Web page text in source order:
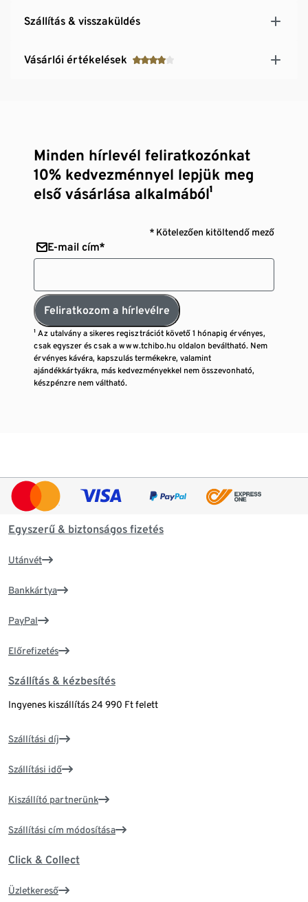
Szállítás & visszaküldés
Vásárlói értékelések
Minden hírlevél feliratkozónkat
10% kedvezménnyel lepjük meg
első vásárlása alkalmából¹
* Kötelezően kitöltendő mező
E-mail cím*
Feliratkozom a hírlevélre
¹ Az utalvány a sikeres regisztrációt követő 1 hónapig érvényes,
csak egyszer és csak a www.tchibo.hu oldalon beváltható. Nem
érvényes kávéra, kapszulás termékekre, valamint
ajándékkártyákra, más kedvezményekkel nem összevonható,
készpénzre nem váltható.
Egyszerű & biztonságos fizetés
Utánvét
Bankkártya
PayPal
Előrefizetés
Szállítás & kézbesítés
Ingyenes kiszállítás 24 990 Ft felett
Szállítási díj
Szállítási idő
Kiszállító partnerünk
Szállítási cím módosítása
Click & Collect
Üzletkereső